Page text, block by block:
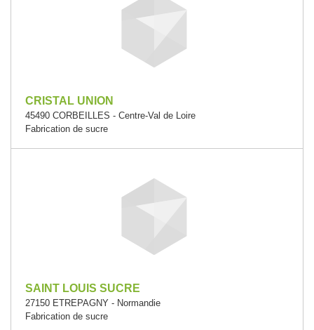
CRISTAL UNION
45490 CORBEILLES - Centre-Val de Loire
Fabrication de sucre
SAINT LOUIS SUCRE
27150 ETREPAGNY - Normandie
Fabrication de sucre